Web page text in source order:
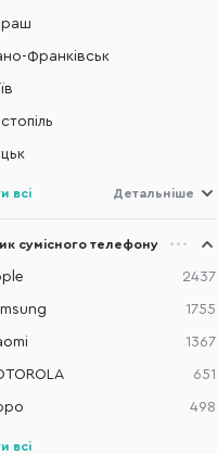
Франківськ
всі Детальніше
сумісного телефону
2437
1755
1367
651
498
всі